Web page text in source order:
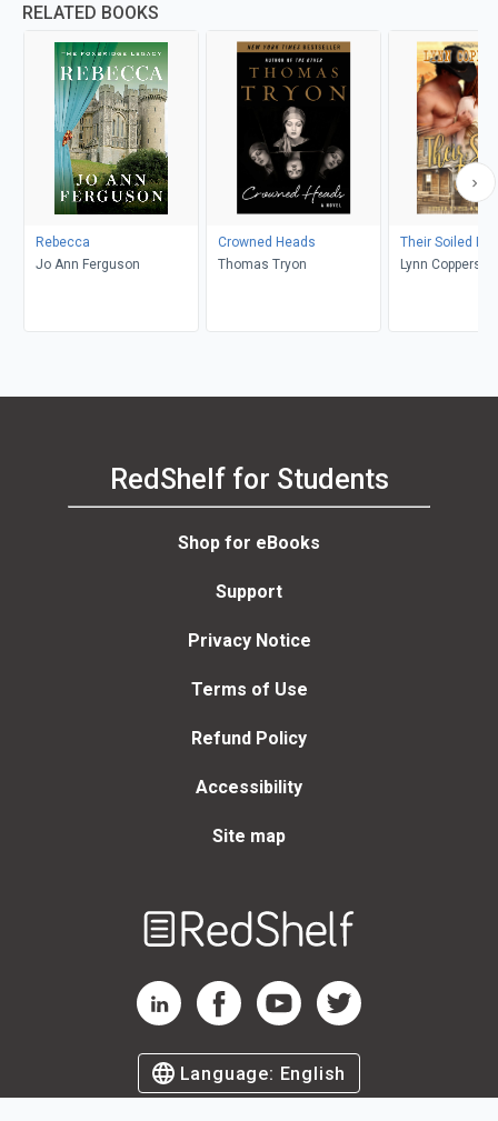
RELATED BOOKS
Rebecca
Jo Ann Ferguson
Crowned Heads
Thomas Tryon
Their Soiled
Lynn
RedShelf for Students
Shop for eBooks
Support
Privacy Notice
Terms of Use
Refund Policy
Accessibility
Site map
RedShelf LinkedIn Page
RedShelf Facebook Page
RedShelf YouTube Page
RedShelf Twitter Page
Language: English